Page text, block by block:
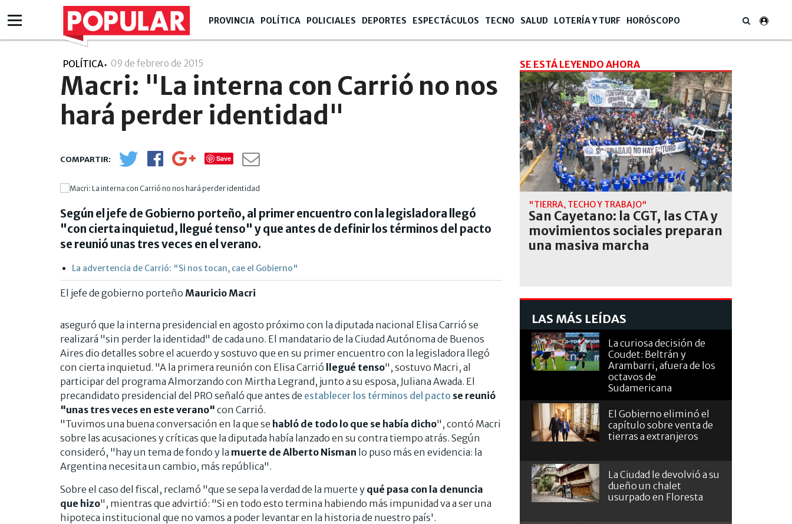
PROVINCIA POLÍTICA POLICIALES DEPORTES ESPECTÁCULOS TECNO SALUD LOTERÍA Y TURF HORÓSCOPO
POLÍTICA 09 de febrero de 2015
Macri: "La interna con Carrió no nos
hará perder identidad"
Save
Según el jefe de Gobierno porteño, al primer encuentro con la legisladora llegó
"con cierta inquietud, llegué tenso" y que antes de definir los términos del pacto
se reunió unas tres veces en el verano.
La advertencia de Carrió: "Si nos tocan, cae el Gobierno"
El jefe de gobierno porteño Mauricio Macri
aseguró que la interna presidencial en agosto próximo con la diputada nacional Elisa Carrió se
realizará "sin perder la identidad" de cada uno. El mandatario de la Ciudad Autónoma de Buenos
Aires dio detalles sobre el acuerdo y sostuvo que en su primer encuentro con la legisladora llegó
con cierta inquietud. "A la primera reunión con Elisa Carrió llegué tenso", sostuvo Macri, al
participar del programa Almorzando con Mirtha Legrand, junto a su esposa, Juliana Awada. El
precandidato presidencial del PRO señaló que antes de establecer los términos del pacto se reunió
"unas tres veces en este verano" con Carrió.
"Tuvimos una buena conversación en la que se habló de todo lo que se había dicho", contó Macri
sobre las acusaciones y críticas que la diputada había lanzado en su contra tiempo atrás. Según
consideró, "hay un tema de fondo y la muerte de Alberto Nisman lo puso más en evidencia: la
Argentina necesita un cambio, más república".
Sobre el caso del fiscal, reclamó "que se sepa la verdad de la muerte y qué pasa con la denuncia
que hizo", mientras que advirtió: "Si en todo esto termina habiendo más impunidad va a ser una
hipoteca institucional que no vamos a poder levantar en la historia de nuestro país'.
SE ESTÁ LEYENDO AHORA
"TIERRA, TECHO Y TRABAJO"
San Cayetano: la CGT, las CTA y
movimientos sociales preparan
una masiva marcha
LAS MÁS LEÍDAS
La curiosa decisión de
Coudet: Beltrán y
Arambarri, afuera de los
octavos de
Sudamericana
El Gobierno eliminó el
capítulo sobre venta de
tierras a extranjeros
La Ciudad le devolvió a su
dueño un chalet
usurpado en Floresta